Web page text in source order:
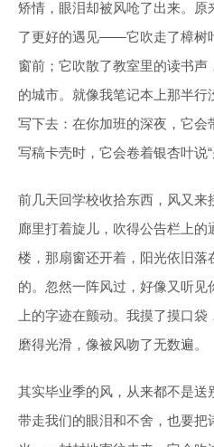
矫情，眼泪却被风呛了出来。原
了更好的遇见——它吹走了樟树
窗前；它吹散了教室里的读书
的城市。就像我笔记本上那半
写下去：在你加班的深夜，它会
写稿卡壳时，它会卷着银杏叶说“
前几天回学校收拾东西，风又来
廊里打着旋儿，吹得公告栏上
楼，那扇窗还开着，阳光依旧落
的。忽然一阵风过，好像又听
上的字迹在颤动。我摸了摸口
磨得光滑，像被风吻了无数遍。
其实毕业季的风，从来都不是
带走我们的眼泪和不舍，也要把